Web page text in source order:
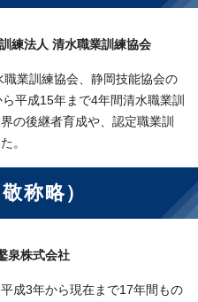
練法人 清水職業訓練協会
業訓練協会、静岡技能協会の
平成15年まで4年間清水職業訓
の後継者育成や、認定職業訓
。
称略）
泉株式会社
成3年から現在まで17年間もの